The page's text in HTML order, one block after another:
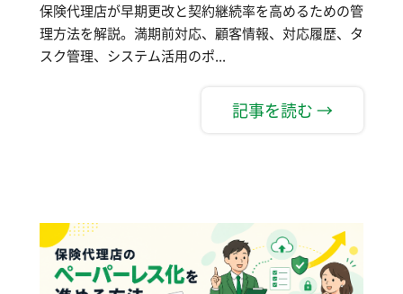
保険代理店が早期更改と契約継続率を高めるための管
理方法を解説。満期前対応、顧客情報、対応履歴、タ
スク管理、システム活用のポ...
記事を読む →